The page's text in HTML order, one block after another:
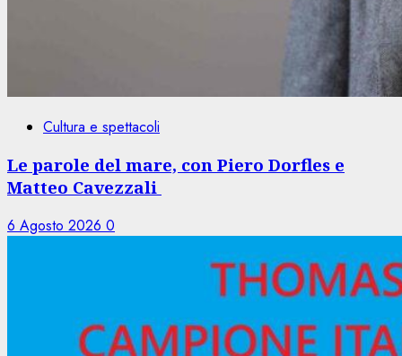
Cultura e spettacoli
Le parole del mare, con Piero Dorfles e
Matteo Cavezzali
6 Agosto 2026 0